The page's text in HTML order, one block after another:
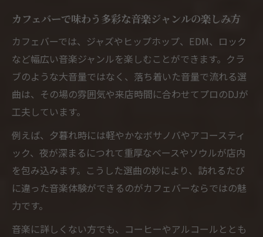
カフェバーで味わう多彩な音楽ジャンルの楽しみ方
カフェバーでは、ジャズやヒップホップ、EDM、ロック
など幅広い音楽ジャンルを楽しむことができます。クラ
ブのような大音量ではなく、落ち着いた音量で流れる選
曲は、その場の雰囲気や来店時間に合わせてプロのDJが
工夫しています。
例えば、夕暮れ時には軽やかなボサノバやアコースティ
ック、夜が深まるにつれて重厚なベースやソウルが店内
を包み込みます。こうした選曲の妙により、訪れるたび
に違った音楽体験ができるのがカフェバーならではの魅
力です。
音楽に詳しくない方でも、コーヒーやアルコールととも